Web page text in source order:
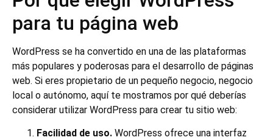
para tu página web
WordPress se ha convertido en una de las plataformas
más populares y poderosas para el desarrollo de páginas
web. Si eres propietario de un pequeño negocio, negocio
local o autónomo, aquí te mostramos por qué deberías
considerar utilizar WordPress para crear tu sitio web:
Facilidad de uso. WordPress ofrece una interfaz